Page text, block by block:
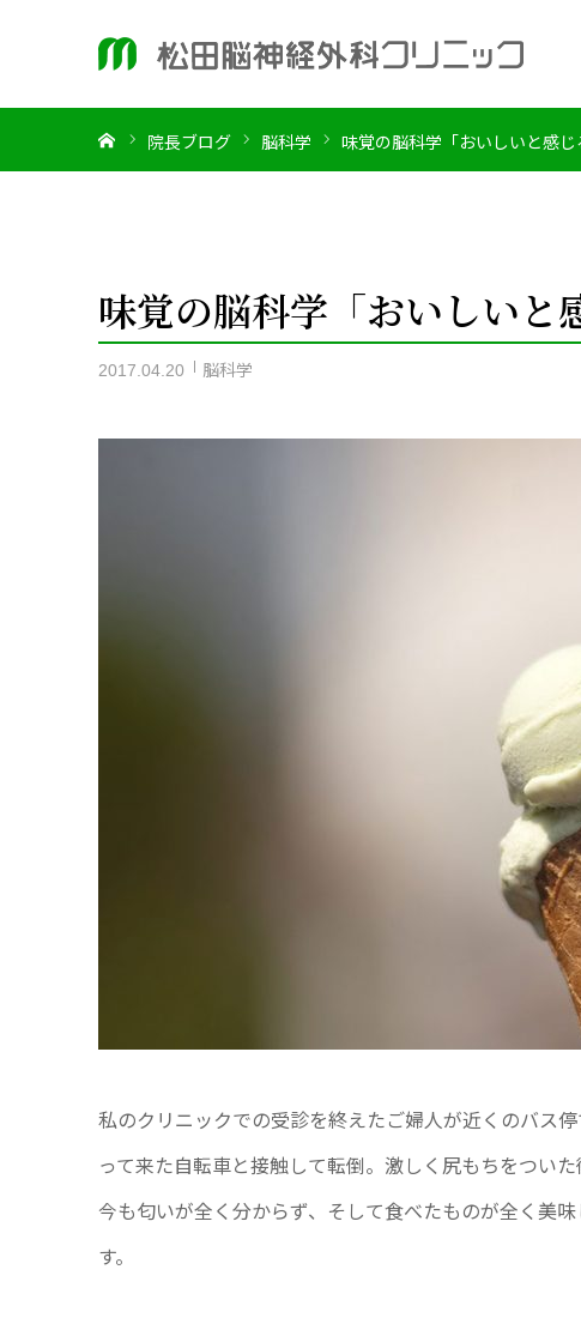
院長ブログ 脳科学 味覚の脳科学「おいしいと感じ
味覚の脳科学「おいしいと
2017.04.20 脳科学
私のクリニックでの受診を終えたご婦人が近くのバス
って来た自転車と接触して転倒。激しく尻もちをつい
今も匂いが全く分からず、そして食べたものが全く美
す。